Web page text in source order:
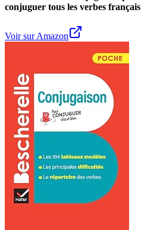
conjuguer tous les verbes français
Voir sur Amazon